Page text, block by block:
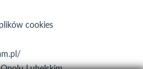
cookies